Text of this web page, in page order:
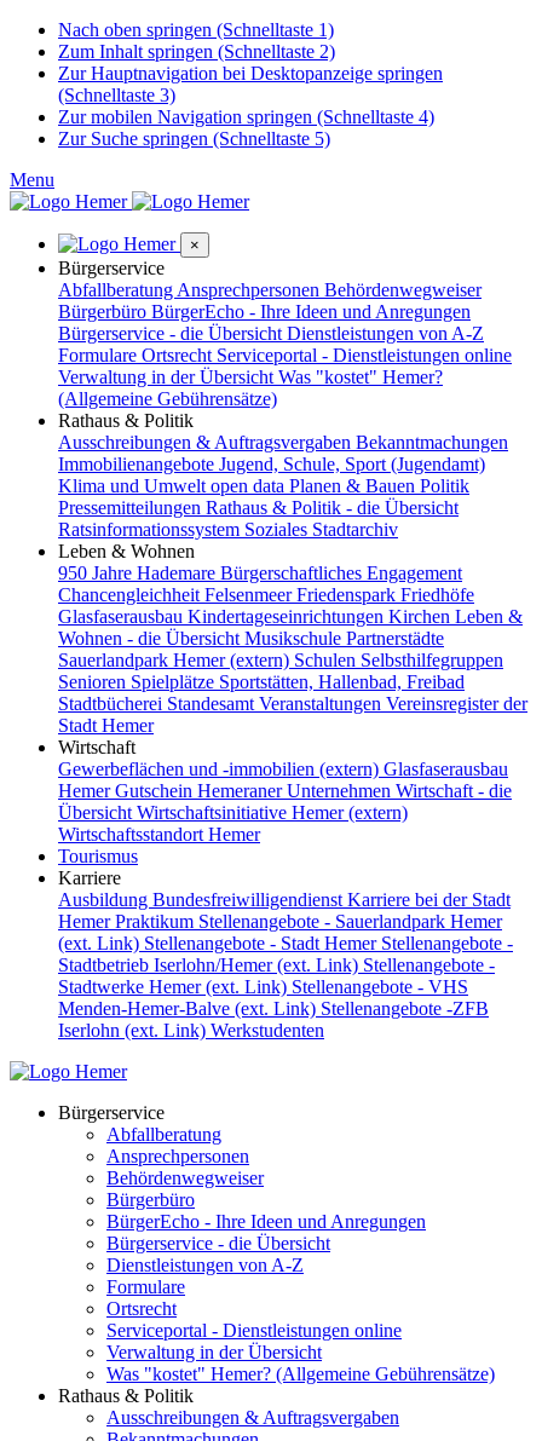
Nach oben springen (Schnelltaste 1)
Zum Inhalt springen (Schnelltaste 2)
Zur Hauptnavigation bei Desktopanzeige springen
(Schnelltaste 3)
Zur mobilen Navigation springen (Schnelltaste 4)
Zur Suche springen (Schnelltaste 5)
Menu
×
Bürgerservice
Abfallberatung Ansprechpersonen Behördenwegweiser
Bürgerbüro BürgerEcho - Ihre Ideen und Anregungen
Bürgerservice - die Übersicht Dienstleistungen von A-Z
Formulare Ortsrecht Serviceportal - Dienstleistungen online
Verwaltung in der Übersicht Was "kostet" Hemer?
(Allgemeine Gebührensätze)
Rathaus & Politik
Ausschreibungen & Auftragsvergaben Bekanntmachungen
Immobilienangebote Jugend, Schule, Sport (Jugendamt)
Klima und Umwelt open data Planen & Bauen Politik
Pressemitteilungen Rathaus & Politik - die Übersicht
Ratsinformationssystem Soziales Stadtarchiv
Leben & Wohnen
950 Jahre Hademare Bürgerschaftliches Engagement
Chancengleichheit FelsenmeerFriedenspark Friedhöfe
Glasfaserausbau Kindertageseinrichtungen Kirchen Leben &
Wohnen - die Übersicht Musikschule Partnerstädte
Sauerlandpark Hemer (extern) Schulen Selbsthilfegruppen
Senioren Spielplätze Sportstätten, Hallenbad, Freibad
Stadtbücherei Standesamt Veranstaltungen Vereinsregister der
Stadt Hemer
Wirtschaft
Gewerbeflächen und -immobilien (extern) Glasfaserausbau
Hemer Gutschein Hemeraner Unternehmen Wirtschaft - die
Übersicht Wirtschaftsinitiative Hemer (extern)
Wirtschaftsstandort Hemer
Tourismus
Karriere
Ausbildung Bundesfreiwilligendienst Karriere bei der Stadt
HemerPraktikum Stellenangebote - Sauerlandpark Hemer
(ext. Link) Stellenangebote - Stadt Hemer Stellenangebote -
Stadtbetrieb Iserlohn/Hemer (ext. Link) Stellenangebote -
Stadtwerke Hemer (ext. Link) Stellenangebote - VHS
Menden-Hemer-Balve (ext. Link) Stellenangebote -ZFB
Iserlohn (ext. Link) Werkstudenten
Bürgerservice
Abfallberatung
Ansprechpersonen
Behördenwegweiser
Bürgerbüro
BürgerEcho - Ihre Ideen und Anregungen
Bürgerservice - die Übersicht
Dienstleistungen von A-Z
Formulare
Ortsrecht
Serviceportal - Dienstleistungen online
Verwaltung in der Übersicht
Was "kostet" Hemer? (Allgemeine Gebührensätze)
Rathaus & Politik
Ausschreibungen & Auftragsvergaben